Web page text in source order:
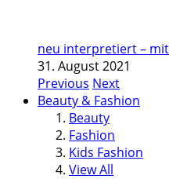
neu interpretiert –
31. August 2021
Previous Next
Beauty & Fashion
Beauty
Fashion
Kids Fashion
View All